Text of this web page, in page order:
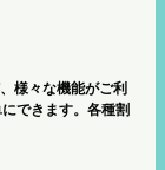
様々な機能がご利
できます。各種割